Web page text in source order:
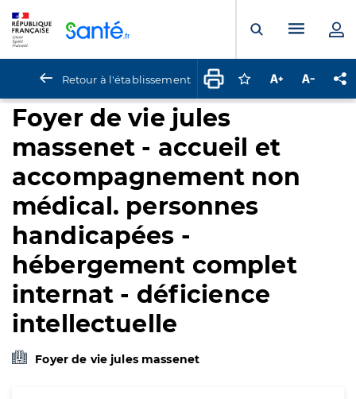
Ouvrir laMenu
Retour à l'établissement Connectez-vous
Augmenter la
Foyer de vie jules
massenet - accueil et
accompagnement non
médical. personnes
handicapées -
hébergement complet
internat - déficience
intellectuelle
Foyer de vie jules massenet